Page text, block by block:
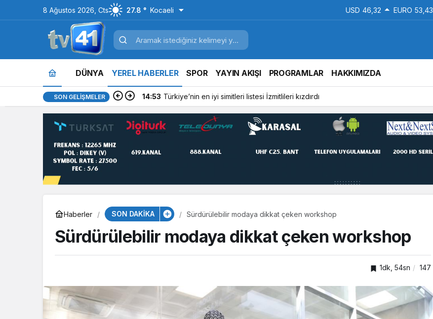
8 Ağustos 2026, Cts 27.8 ° Kocaeli USD 46,32 EURO 53,43
DÜNYA YEREL HABERLER SPOR YAYIN AKIŞI PROGRAMLAR HAKKIMIZDA
SON GELIŞMELER 14:53 Türkiye’nin en iyi simitleri listesi İzmitlileri kızdırdı
Haberler SON DAKİKA Sürdürülebilir modaya dikkat çeken workshop
Sürdürülebilir modaya dikkat çeken workshop
1dk, 54sn 147